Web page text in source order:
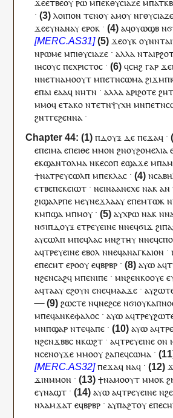
ϫⲉⲉⲧⲃⲉⲟⲩ ⲣⲱ ⲙⲡⲉⲕⲑⲩⲥⲓⲁⲍⲉ ⲙⲡⲁⲧⲕ
·
ⲗⲟⲓⲡⲟⲛ ⲧⲉⲛⲟⲩ ⲁⲙⲟⲩ ⲛⲅⲑⲩⲥⲓⲁⲍⲉ
ϫⲉⲉⲩⲛⲁⲛⲁⲩ ⲉⲣⲟⲕ · ⲁϥⲟⲩⲱϣⲃ
ϫⲉⲟⲩⲕ ⲟⲩⲛⲛⲧⲁⲓ
ⲛⲣⲱⲙⲉ ⲙⲡⲓⲑⲩⲥⲓⲁⲍⲉ · ⲁⲗⲗⲁⲛⲧⲁⲓ
ⲓⲏⲥⲟⲩⲥ ⲡⲉⲭⲣⲓⲥⲧⲟⲥ · ϥⲥⲏϩ ⲅⲁⲣ ϫⲉ
ⲛⲛⲉⲧⲛⲁⲙⲟⲟⲩⲧ ⲙⲡⲉⲧⲛⲥⲱⲙⲁϩⲓϫⲙⲡ
ⲉⲡⲁⲓ ⲉⲁⲁϥ ⲛⲏⲧⲛ · ⲁⲗⲗⲁⲁⲣⲓϩⲟⲧⲉ
ⲙⲙⲟϥ ⲉⲧⲁⲕⲟ ⲛⲧⲉⲧⲛⲯⲩⲭⲏ ⲙⲛⲡⲉⲧⲛ
ϩⲛⲧⲅⲉϩⲉⲛⲛⲁ ·
ⲡⲇⲟⲩⲝ ⲇⲉ ⲡⲉϫⲁϥ ·
ⲉⲡⲉⲓⲙⲁⲉⲡⲉⲓⲑⲉ ⲙⲙⲟⲛ ϩⲛⲟⲩϩⲟⲙⲉⲗⲓⲁ
ⲉⲕϣⲁⲛⲧⲟⲗⲙⲁⲛⲕⲉⲥⲟⲡ ⲉϣⲁϫⲉ ⲙⲡⲁ
ϯⲛⲁⲧⲣⲉⲩⲥⲱⲗⲡ ⲙⲡⲉⲕⲗⲁⲥ ·
ⲉⲧⲃⲉⲡⲉⲕⲉⲓⲱⲧ · ⲛⲉⲓⲛⲁⲁⲛⲉⲭⲉ ⲛⲁⲕ ⲁⲛ
ϩⲓϣⲁⲗⲣⲡⲉ ⲙⲉⲩⲛⲉϫⲗⲁⲁⲩ ⲉⲡⲉⲙⲧⲱⲕ ⲛ
ⲕⲙⲡϣⲁⲙⲡⲙⲟⲩ · ⲁⲩⲭⲣⲱ ⲛⲁⲕ ⲛ
ⲛϭⲓⲡⲇⲟⲩⲝ ⲉⲧⲣⲉⲩⲉⲓⲛⲉ ⲛⲛⲉϥϭⲓϫ ϩⲓ
ⲁⲩⲥⲱⲗⲡ ⲙⲡⲉϥⲗⲁⲥ ⲙⲛϩⲧⲏⲩ ⲛⲛⲉϥ
ⲁϥⲧⲣⲉⲩⲉⲓⲛⲉ ⲉⲃⲟⲗ ⲛⲛⲉϥⲁⲛⲁⲅⲕⲁⲓⲟⲛ ·
ⲉⲡⲉⲥⲏⲧ ⲉⲣⲟⲟⲩ ⲉϥⲃⲣⲃⲣ · ⲁⲩⲱ ⲁϥ
ⲛϩⲉⲛⲥⲁϩϥ ⲙⲡⲉⲛⲓⲡⲉ · ⲙⲛϩⲉⲛⲕⲟⲟⲩⲉ ⲉ
ⲁϥⲧⲁⲁⲩ ⲉϩⲟⲩⲛ ⲉⲛⲉϥⲙⲁⲁϫⲉ · ⲁⲩ
—
ϩⲱⲥⲧⲉ ⲛϥⲛⲉϩⲥⲉ ⲛϭⲓⲟⲩ
ⲙⲡⲉϥⲁⲛⲕⲉⲫⲁⲗⲟⲥ · ⲁⲩⲱ ⲁϥⲧⲣⲉⲩ
ⲙⲛⲡϣⲁⲣ ⲛⲧⲉϥⲁⲡⲉ · ⲁⲩⲱ ⲁϥ
ⲛϩⲉⲛϫⲃⲃⲥ ⲛⲕⲱϩⲧ · ⲁϥⲧⲣⲉⲩⲉⲓⲛⲉ ⲟⲛ
ⲛⲥⲉⲛⲟⲩϫⲉ ⲙⲙⲟⲟⲩ ϩⲁⲡⲉϥⲥⲱⲙⲁ ·
ⲡⲉϫⲁϥ ⲛⲁϥ ·
ϫⲓⲛⲙⲙⲟⲛ · ϯⲛⲁⲙⲟⲟⲩⲧ ⲙⲙⲟⲕ
ⲉⲩⲛⲁϣⲧ · ⲁⲩⲱ ⲁϥⲧⲣⲉⲩⲉⲓⲛⲉ ⲛ
ⲛⲗⲁⲙϫⲁⲧ ⲉϥⲃⲣⲃⲣ · ⲁⲩⲡⲁϩⲧⲟⲩ ⲉⲡ